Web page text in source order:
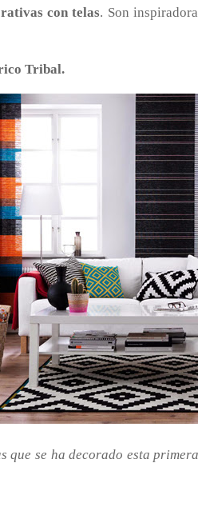
con telas. Son
Tribal.
que se ha decorado esta